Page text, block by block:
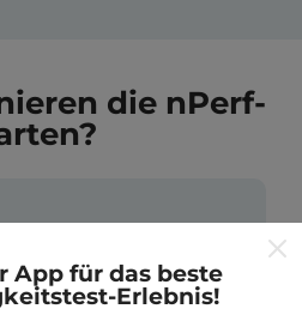
die nPerf-
Daten her?
App für das beste
Erlebnis!